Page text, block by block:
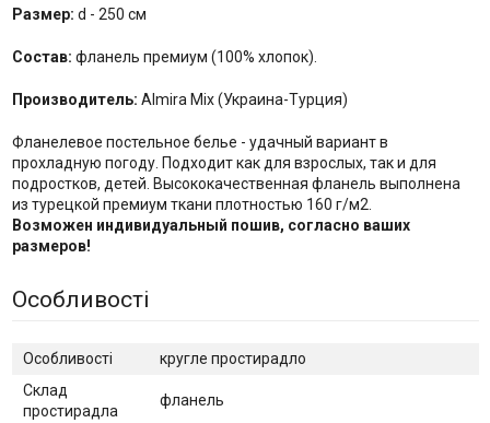
Размер: d - 250 см
Состав: фланель премиум (100% хлопок).
Производитель: Almira Mix (Украина-Турция)
Фланелевое постельное белье - удачный вариант в
прохладную погоду. Подходит как для взрослых, так и для
подростков, детей. Высококачественная фланель выполнена
из турецкой премиум ткани плотностью 160 г/м2.
Возможен индивидуальный пошив, согласно ваших
размеров!
Особливості
Особливості
кругле простирадло
Склад
простирадла
фланель